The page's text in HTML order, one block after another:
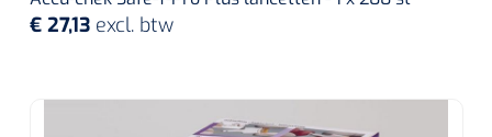
Wearables
Instrumentensets
€ 27,13 excl. btw